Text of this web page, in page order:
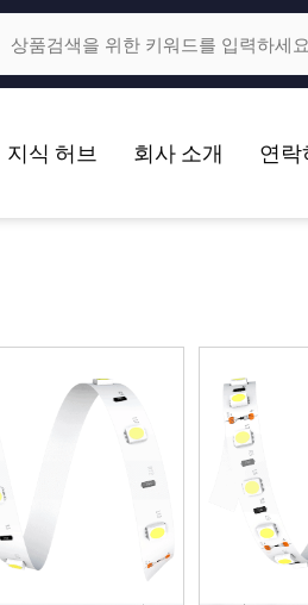
지식 허브 회사 소개 연락